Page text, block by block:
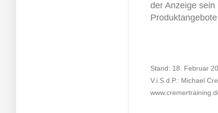
der Anzeige
Stand: 18. Februar
V.i.S.d.P.: Michael